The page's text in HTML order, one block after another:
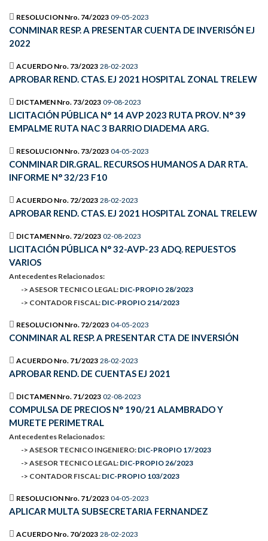
RESOLUCION Nro. 74/2023 09-05-2023
CONMINAR RESP. A PRESENTAR CUENTA DE INVERISÓN EJ
2022
ACUERDO Nro. 73/2023 28-02-2023
APROBAR REND. CTAS. EJ 2021 HOSPITAL ZONAL TRELEW
DICTAMEN Nro. 73/2023 09-08-2023
LICITACIÓN PÚBLICA N° 14 AVP 2023 RUTA PROV. N° 39
EMPALME RUTA NAC 3 BARRIO DIADEMA ARG.
RESOLUCION Nro. 73/2023 04-05-2023
CONMINAR DIR.GRAL. RECURSOS HUMANOS A DAR RTA.
INFORME N° 32/23 F10
ACUERDO Nro. 72/2023 28-02-2023
APROBAR REND. CTAS. EJ 2021 HOSPITAL ZONAL TRELEW
DICTAMEN Nro. 72/2023 02-08-2023
LICITACIÓN PÚBLICA N° 32-AVP-23 ADQ. REPUESTOS
VARIOS
Antecedentes Relacionados:
-> ASESOR TECNICO LEGAL: DIC-PROPIO 28/2023
-> CONTADOR FISCAL: DIC-PROPIO 214/2023
RESOLUCION Nro. 72/2023 04-05-2023
CONMINAR AL RESP. A PRESENTAR CTA DE INVERSIÓN
ACUERDO Nro. 71/2023 28-02-2023
APROBAR REND. DE CUENTAS EJ 2021
DICTAMEN Nro. 71/2023 02-08-2023
COMPULSA DE PRECIOS N° 190/21 ALAMBRADO Y
MURETE PERIMETRAL
Antecedentes Relacionados:
-> ASESOR TECNICO INGENIERO: DIC-PROPIO 17/2023
-> ASESOR TECNICO LEGAL: DIC-PROPIO 26/2023
-> CONTADOR FISCAL: DIC-PROPIO 103/2023
RESOLUCION Nro. 71/2023 04-05-2023
APLICAR MULTA SUBSECRETARIA FERNANDEZ
ACUERDO Nro. 70/2023 28-02-2023